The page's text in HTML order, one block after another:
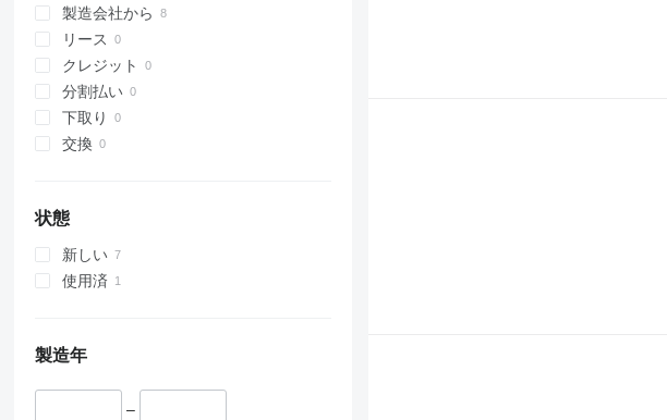
製造会社から
リース
クレジット
分割払い
下取り
交換
状態
新しい
使用済
製造年
–